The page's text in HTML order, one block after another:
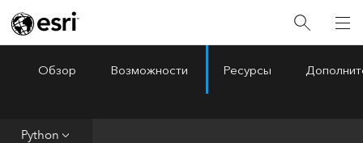
ArcGIS Pro
Обзор Возможности Ресурсы
Python